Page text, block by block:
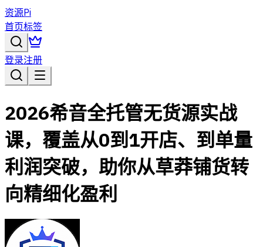
资源Pi
首页标签
登录注册
2026希音全托管无货源实战
课，覆盖从0到1开店、到单量
利润突破，助你从草莽铺货转
向精细化盈利